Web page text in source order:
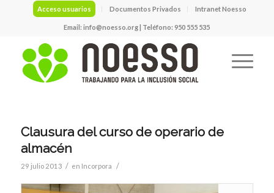
Acceso usuarios Documentos Privados Intranet Noesso
Email:info@noesso.org| Teléfono: 950 555 535
Clausura del curso de operario de
almacén
29 julio 2013 / en Incorpora /